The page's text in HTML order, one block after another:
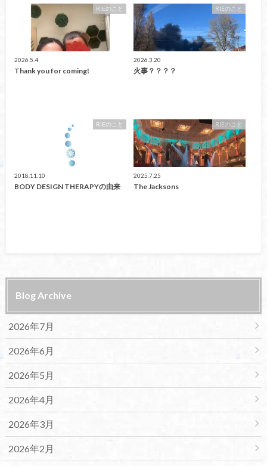
RIEのこと
2026.5.4
Thank you for coming!
RIEのこと
2026.3.20
火事？？？？
RIEのこと
2018.11.10
BODY DESIGN THERAPYの由来
RIEのこと
2025.7.25
The Jacksons
Blog Archive
2026年7月
2026年6月
2026年5月
2026年4月
2026年3月
2026年2月